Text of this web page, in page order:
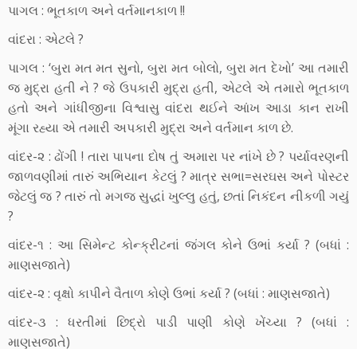
પાગલ : ભૂતકાળ અને વર્તમાનકાળ !!
વાંદરા : એટલે ?
પાગલ : ‘બુરા મત મત સુનો, બુરા મત બોલો, બુરા મત દેખો’ આ તમારી
જ મુદ્રા હતી ને ? જે ઉપકારી મુદ્રા હતી, એટલે એ તમારો ભૂતકાળ
હતો અને ગાંધીજીના વિશ્વાસુ વાંદરા થઈને આંખ આડા કાન રાખી
મૂંગા રહ્યા એ તમારી અપકારી મુદ્રા અને વર્તમાન કાળ છે.
વાંદર-૨ : ઢોંગી ! તારા પાપના દોષ તું અમારા પર નાંખે છે ? પર્યાવરણની
જાળવણીમાં તારું અભિયાન કેટલું ? માત્ર સભા=સરઘસ અને પોસ્ટર
જેટલું જ ? તારું તો મગજ સુદ્ધાં ખુલ્લુ હતું, છતાં નિકંદન નીકળી ગયું
?
વાંદર-૧ : આ સિમેન્ટ કોન્ક્રીટનાં જંગલ કોને ઉભાં કર્યા ? (બધાં :
માણસજાતે)
વાંદર-૨ : વૃક્ષો કાપીને વૈતાળ કોણે ઉભાં કર્યા ? (બધાં : માણસજાતે)
વાંદર-૩ : ધરતીમાં છિદ્રો પાડી પાણી કોણે ખેંચ્યા ? (બધાં :
માણસજાતે)